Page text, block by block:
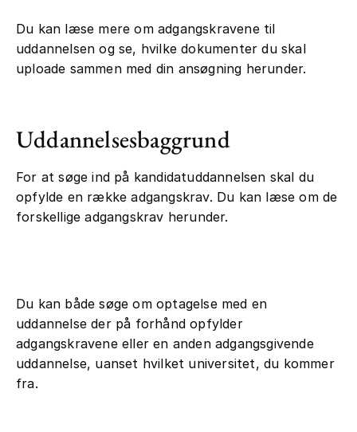
Du kan læse mere om adgangskravene til
uddannelsen og se, hvilke dokumenter du skal
uploade sammen med din ansøgning herunder.
Uddannelsesbaggrund
For at søge ind på kandidatuddannelsen skal du
opfylde en række adgangskrav. Du kan læse om de
forskellige adgangskrav herunder.
Du kan både søge om optagelse med en
uddannelse der på forhånd opfylder
adgangskravene eller en anden adgangsgivende
uddannelse, uanset hvilket universitet, du kommer
fra.